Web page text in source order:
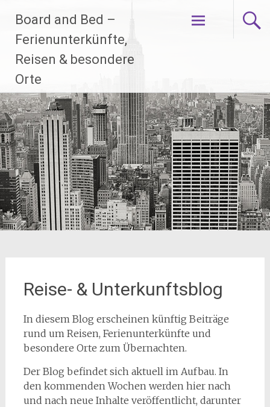
Inhalt
springen
Board and Bed –
Ferienunterkünfte,
Reisen & besondere
Orte
Reise- & Unterkunftsblog
In diesem Blog erscheinen künftig Beiträge
rund um Reisen, Ferienunterkünfte und
besondere Orte zum Übernachten.
Der Blog befindet sich aktuell im Aufbau. In
den kommenden Wochen werden hier nach
und nach neue Inhalte veröffentlicht, darunter